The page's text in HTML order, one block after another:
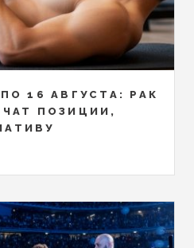
16 АВГУСТА: РАК
ПОЗИЦИИ,